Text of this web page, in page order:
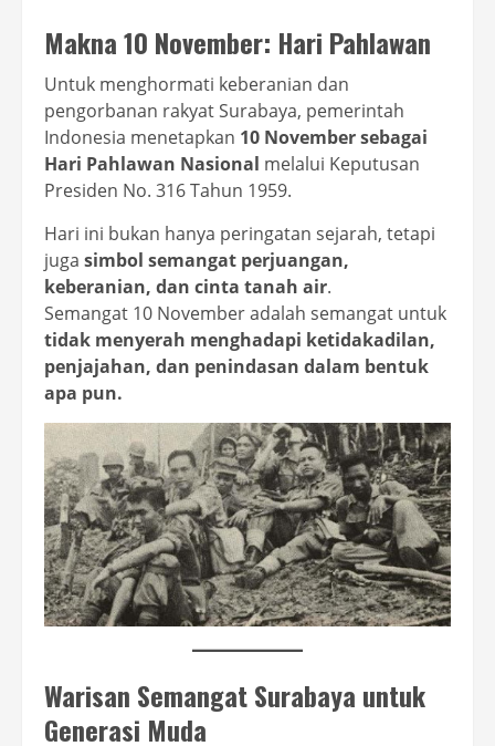
Makna 10 November: Hari Pahlawan
Untuk menghormati keberanian dan
pengorbanan rakyat Surabaya, pemerintah
Indonesia menetapkan 10 November sebagai
Hari Pahlawan Nasional melalui Keputusan
Presiden No. 316 Tahun 1959.
Hari ini bukan hanya peringatan sejarah, tetapi
juga simbol semangat perjuangan,
keberanian, dan cinta tanah air.
Semangat 10 November adalah semangat untuk
tidak menyerah menghadapi ketidakadilan,
penjajahan, dan penindasan dalam bentuk
apa pun.
Warisan Semangat Surabaya untuk
Generasi Muda